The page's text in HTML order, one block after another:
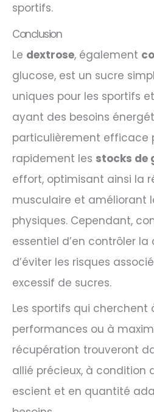
sportifs.
Conclusion
Le dextrose, également
glucose, est un sucre
uniques pour les sportifs
ayant des besoins
particulièrement efficace
rapidement les stocks de
effort, optimisant ainsi la
musculaire et améliorant
physiques. Cependant,
essentiel d’en contrôler
d’éviter les risques
excessif de sucres.
Les sportifs qui cherchent
performances ou à
récupération trouveront
allié précieux, à condition
escient et en quantité